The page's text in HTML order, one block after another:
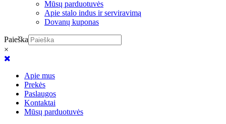
Mūsų parduotuvės
Apie stalo indus ir serviravimą
Dovanų kuponas
Paieška
×
Apie mus
Prekės
Paslaugos
Kontaktai
Mūsų parduotuvės